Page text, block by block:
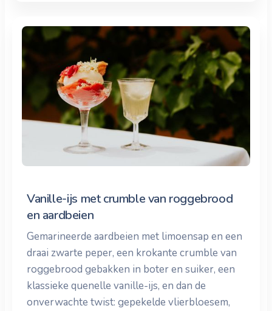
Vanille-ijs met crumble van roggebrood
en aardbeien
Gemarineerde aardbeien met limoensap en een
draai zwarte peper, een krokante crumble van
roggebrood gebakken in boter en suiker, een
klassieke quenelle vanille-ijs, en dan de
onverwachte twist: gepekelde vlierbloesem,